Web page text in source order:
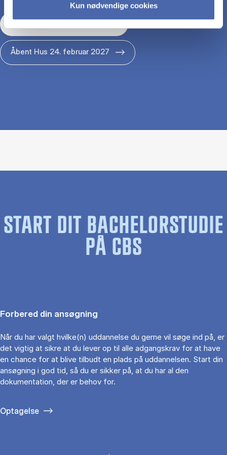
Kun nødvendige cookies
Åbent Hus 29. januar 2027
Åbent Hus 24. februar 2027
START DIT BACHELORSTUDIE
PÅ CBS
Forbered din ansøgning
Når du har valgt hvilke(n) uddannelse du gerne vil søge ind på, er
det vigtig at sikre at du lever op til alle adgangskrav for at have
en chance for at blive tilbudt en plads på uddannelsen. Start din
ansøgning i god tid, så du er sikker på, at du har al den
dokumentation, der er behov for.
Optagelse